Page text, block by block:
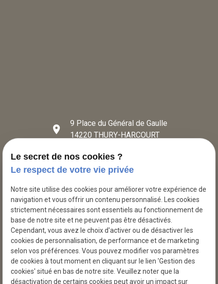
place
9 Place du Général de Gaulle
14220 THURY-HARCOURT
phone 02 49 88 27 61
Le secret de nos cookies ?
Le respect de votre vie privée
Notre site utilise des cookies pour améliorer votre expérience de
navigation et vous offrir un contenu personnalisé. Les cookies
strictement nécessaires sont essentiels au fonctionnement de
base de notre site et ne peuvent pas être désactivés.
Cependant, vous avez le choix d'activer ou de désactiver les
cookies de personnalisation, de performance et de marketing
selon vos préférences. Vous pouvez modifier vos paramètres
de cookies à tout moment en cliquant sur le lien 'Gestion des
cookies' situé en bas de notre site. Veuillez noter que la
désactivation de certains cookies peut avoir un impact sur